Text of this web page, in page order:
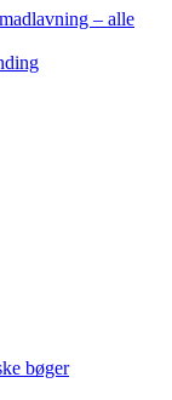
– alle
bøger